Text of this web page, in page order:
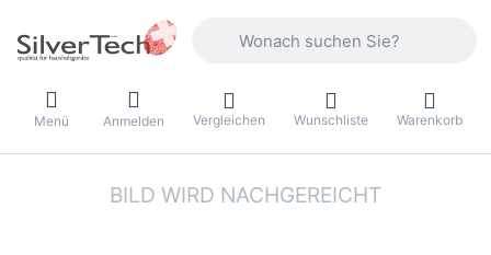
Menü Anmelden Vergleichen Wunschliste Warenkorb